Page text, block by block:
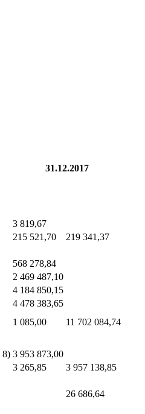
31.12.2017
3 819,67
215 521,70
219 341,37
568 278,84
2 469 487,10
4 184 850,15
4 478 383,65
1 085,00
11 702 084,74
8) 3 953 873,00
3 265,85
3 957 138,85
26 686,64